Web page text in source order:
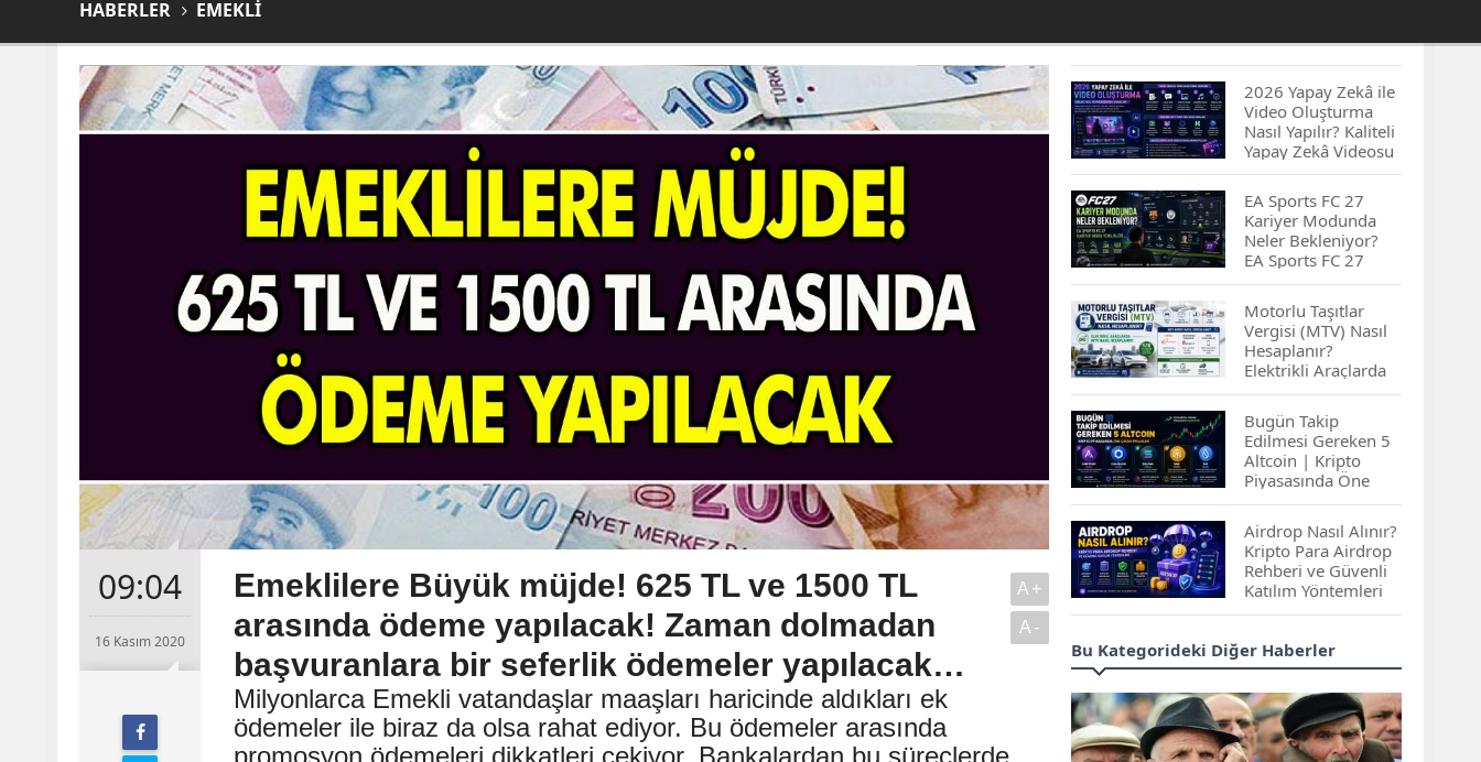
HABERLER EMEKLİ
Emeklilere Büyük müjde! 625 TL ve 1500 TL arasında ödeme yapılacak! Zaman dolmadan başvuranlara bir seferlik ödemeler yapılacak…
09:04
16 Kasım 2020
Emeklilere Büyük müjde! 625 TL ve 1500 TL
arasında ödeme yapılacak! Zaman dolmadan
başvuranlara bir seferlik ödemeler yapılacak…
Milyonlarca Emekli vatandaşlar maaşları haricinde aldıkları ek
ödemeler ile biraz da olsa rahat ediyor. Bu ödemeler arasında
promosyon ödemeleri dikkatleri çekiyor. Bankalardan bu süreçlerde
A+
A-
2026 Yapay Zekâ ile
Video Oluşturma
Nasıl Yapılır? Kaliteli
Yapay Zekâ Videosu
Hazırlamanın
İpuçları...
EA Sports FC 27
Kariyer Modunda
Neler Bekleniyor?
EA Sports FC 27
Kariyer Modu
Yenilikleri…
Motorlu Taşıtlar
Vergisi (MTV) Nasıl
Hesaplanır?
Elektrikli Araçlarda
MTV Nasıl
Hesaplanır? MTV
Borcu Nasıl
Sorgulanır?
Bugün Takip
Edilmesi Gereken 5
Altcoin | Kripto
Piyasasında Öne
Çıkan Projeler
Airdrop Nasıl Alınır?
Kripto Para Airdrop
Rehberi ve Güvenli
Katılım Yöntemleri
Spot ve Vadeli İşlem
Arasındaki Farklar |
İçin Daha Uygun?
ABD-İran Anlaşması
Bu Kategorideki Diğer Haberler